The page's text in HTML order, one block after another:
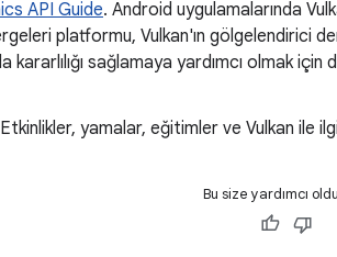
API Guide. Android uygulamalarında
platformu, Vulkan'ın gölgelendirici
kararlılığı sağlamaya yardımcı olmak
Etkinlikler, yamalar, eğitimler ve Vulkan ile
Bu size yardımcı